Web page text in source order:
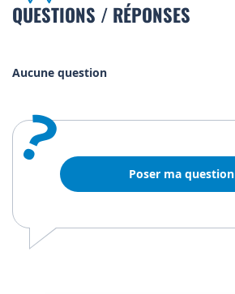
QUESTIONS / RÉPONSES
Aucune question
? Poser ma question